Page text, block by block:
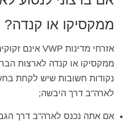
ממקסיקו או קנדה?
ממקסיקו או קנדה לארצות
נקודות חשובות שיש לקחת
לארה"ב דרך היבשה;
אם אתה נכנס לארה"ב דרך